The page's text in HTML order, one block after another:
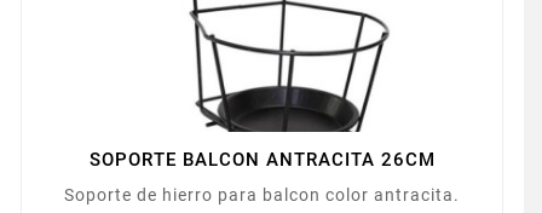
SOPORTE BALCON ANTRACITA 26CM
Soporte de hierro para balcon color antracita.